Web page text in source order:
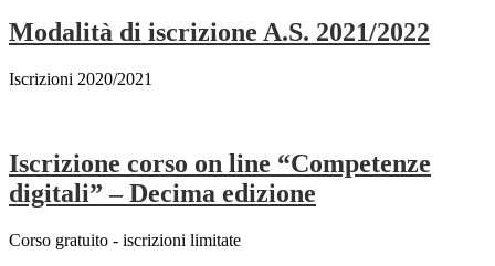
Modalità di iscrizione A.S. 2021/2022
Iscrizioni 2020/2021
Iscrizione corso on line “Competenze
digitali” – Decima edizione
Corso gratuito - iscrizioni limitate